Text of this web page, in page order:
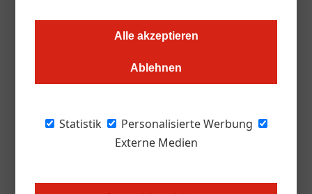
Alle akzeptieren
Ablehnen
Statistik
Personalisierte Werbung
Externe Medien
Ein Gericht kann als perfektes Marketingtool dienen. Und das
finden. Die Bilderflut auf Instagram und Co